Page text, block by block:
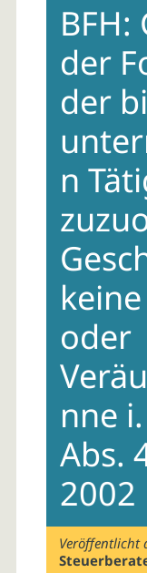
contentBFH:
der
der
n
oder
nne
Abs.
2002
Veröffentlicht